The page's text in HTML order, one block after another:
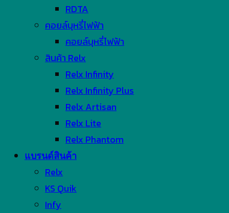
RDTA
คอยล์บุหรี่ไฟฟ้า
คอยล์บุหรี่ไฟฟ้า
สินค้า Relx
Relx Infinity
Relx Infinity Plus
Relx Artisan
Relx Lite
Relx Phantom
แบรนด์สินค้า
Relx
KS Quik
Infy